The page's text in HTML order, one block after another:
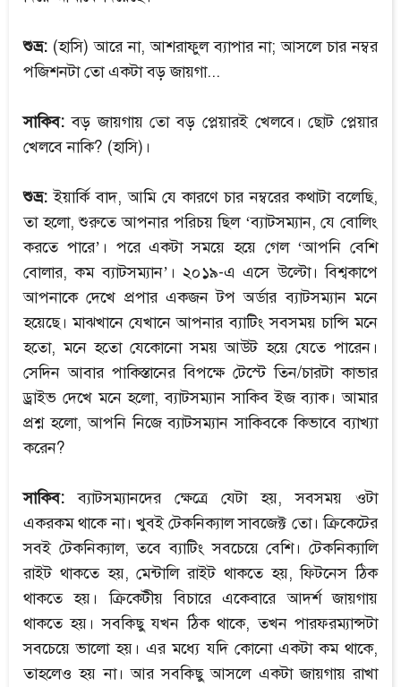
শুভ্র: (হাসি) আরে না, আশরাফুল ব্যাপার না; আসলে চার নম্বর
পজিশনটা তো একটা বড় জায়গা...
সাকিব: বড় জায়গায় তো বড় প্লেয়ারই খেলবে। ছোট প্লেয়ার
খেলবে নাকি? (হাসি)।
শুভ্র: ইয়ার্কি বাদ, আমি যে কারণে চার নম্বরের কথাটা বলেছি,
তা হলো, শুরুতে আপনার পরিচয় ছিল ‘ব্যাটসম্যান, যে বোলিং
করতে পারে’। পরে একটা সময়ে হয়ে গেল ‘আপনি বেশি
বোলার, কম ব্যাটসম্যান’। ২০১৯-এ এসে উল্টো। বিশ্বকাপে
আপনাকে দেখে প্রপার একজন টপ অর্ডার ব্যাটসম্যান মনে
হয়েছে। মাঝখানে যেখানে আপনার ব্যাটিং সবসময় চান্সি মনে
হতো, মনে হতো যেকোনো সময় আউট হয়ে যেতে পারেন।
সেদিন আবার পাকিস্তানের বিপক্ষে টেস্টে তিন/চারটা কাভার
ড্রাইভ দেখে মনে হলো, ব্যাটসম্যান সাকিব ইজ ব্যাক। আমার
প্রশ্ন হলো, আপনি নিজে ব্যাটসম্যান সাকিবকে কিভাবে ব্যাখ্যা
করেন?
সাকিব: ব্যাটসম্যানদের ক্ষেত্রে যেটা হয়, সবসময় ওটা
একরকম থাকে না। খুবই টেকনিক্যাল সাবজেক্ট তো। ক্রিকেটের
সবই টেকনিক্যাল, তবে ব্যাটিং সবচেয়ে বেশি। টেকনিক্যালি
রাইট থাকতে হয়, মেন্টালি রাইট থাকতে হয়, ফিটনেস ঠিক
থাকতে হয়। ক্রিকেটীয় বিচারে একেবারে আদর্শ জায়গায়
থাকতে হয়। সবকিছু যখন ঠিক থাকে, তখন পারফরম্যান্সটা
সবচেয়ে ভালো হয়। এর মধ্যে যদি কোনো একটা কম থাকে,
তাহলেও হয় না। আর সবকিছু আসলে একটা জায়গায় রাখা